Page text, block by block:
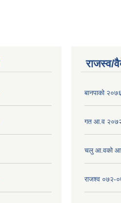
राजस्व/
बानपाको
गत आ.व
चलु आ.वको
राजश्व ०७२-